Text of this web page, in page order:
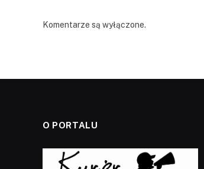
Komentarze są wyłączone.
O PORTALU